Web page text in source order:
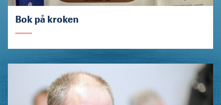
Bok på kroken